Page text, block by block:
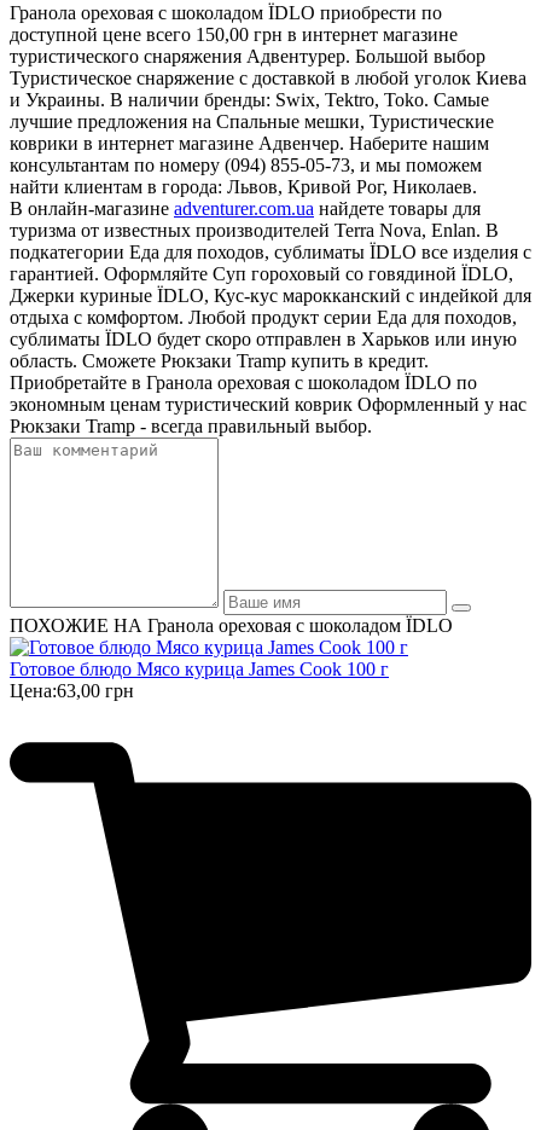
Гранола ореховая с шоколадом ЇDLO приобрести по
доступной цене всего 150,00 грн в интернет магазине
туристического снаряжения Адвентурер. Большой выбор
Туристическое снаряжение с доставкой в любой уголок Киева
и Украины. В наличии бренды: Swix, Tektro, Toko. Самые
лучшие предложения на Спальные мешки, Туристические
коврики в интернет магазине Адвенчер. Наберите нашим
консультантам по номеру (094) 855-05-73, и мы поможем
найти клиентам в города: Львов, Кривой Рог, Николаев.
В онлайн-магазине adventurer.com.ua найдете товары для
туризма от известных производителей Terra Nova, Enlan. В
подкатегории Еда для походов, сублиматы ЇDLO все изделия с
гарантией. Оформляйте Суп гороховый со говядиной ЇDLO,
Джерки куриные ЇDLO, Кус-кус марокканский с индейкой для
отдыха с комфортом. Любой продукт серии Еда для походов,
сублиматы ЇDLO будет скоро отправлен в Харьков или иную
область. Сможете Рюкзаки Tramp купить в кредит.
Приобретайте в Гранола ореховая с шоколадом ЇDLO по
экономным ценам туристический коврик Оформленный у нас
Рюкзаки Tramp - всегда правильный выбор.
ПОХОЖИЕ НА Гранола ореховая с шоколадом ЇDLO
Готовое блюдо Мясо курица James Cook 100 г
Цена:63,00 грн